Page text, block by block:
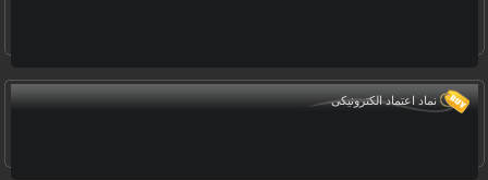
نماد اعتماد الکترونیکی